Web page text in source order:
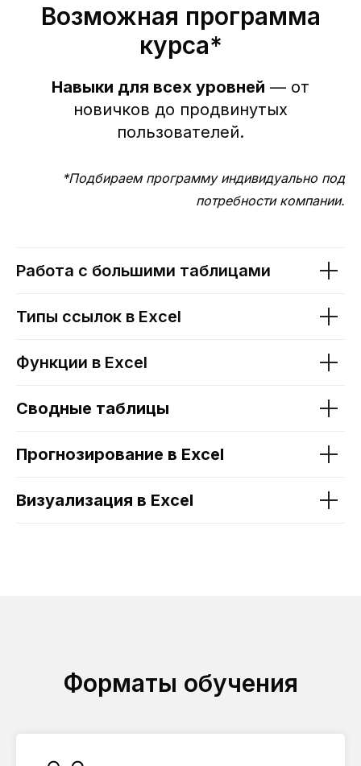
Возможная программа
курса*
Навыки для всех уровней — от
новичков до продвинутых
пользователей.
*Подбираем программу индивидуально под
потребности компании.
Работа с большими таблицами
Типы ссылок в Excel
Функции в Excel
Сводные таблицы
Прогнозирование в Excel
Визуализация в Excel
Форматы обучения